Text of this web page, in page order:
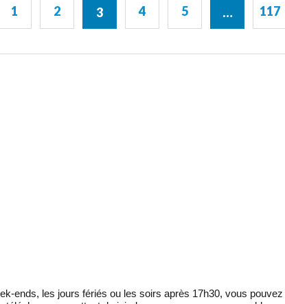
1 2 3 4 5 … 117
ends, les jours fériés ou les soirs après 17h30, vous pouvez